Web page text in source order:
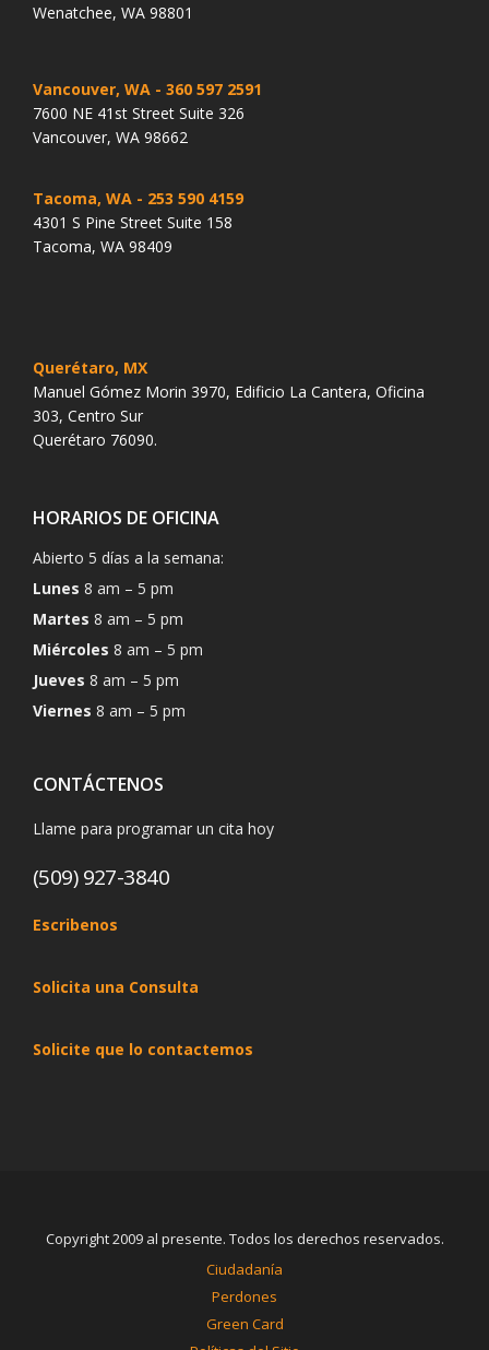
Wenatchee, WA 98801
Vancouver, WA - 360 597 2591
7600 NE 41st Street Suite 326
Vancouver, WA 98662
Tacoma, WA - 253 590 4159
4301 S Pine Street Suite 158
Tacoma, WA 98409
Querétaro, MX
Manuel Gómez Morin 3970, Edificio La Cantera, Oficina
303, Centro Sur
Querétaro 76090.
HORARIOS DE OFICINA
Abierto 5 días a la semana:
Lunes 8 am – 5 pm
Martes 8 am – 5 pm
Miércoles 8 am – 5 pm
Jueves 8 am – 5 pm
Viernes 8 am – 5 pm
CONTÁCTENOS
Llame para programar un cita hoy
(509) 927-3840
Escribenos
Solicita una Consulta
Solicite que lo contactemos
Copyright 2009 al presente. Todos los derechos reservados.
Ciudadanía
Perdones
Green Card